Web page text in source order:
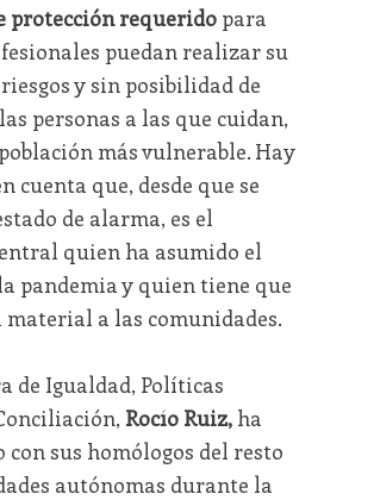
protección requeridopara
puedan realizar su
y sin posibilidad de
personas a las que cuidan,
más vulnerable. Hay
cuenta que, desde que se
de alarma, es el
quien ha asumido el
pandemia y quien tiene que
material a las comunidades.
de Igualdad, Políticas
Rocío Ruiz,ha
sus homólogos del resto
autónomas durante la